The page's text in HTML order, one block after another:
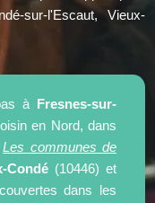
sur-l'Escaut, Vieux-
à Fresnes-sur-
en Nord, dans
Les communes de
Condé(10446) et
dans les